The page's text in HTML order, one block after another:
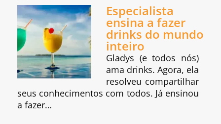
Especialista
ensina a fazer
drinks do mundo
inteiro
Gladys (e todos nós)
ama drinks. Agora, ela
resolveu compartilhar
seus conhecimentos com todos. Já ensinou
a fazer…